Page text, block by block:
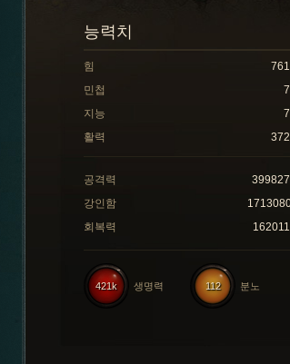
능력치
힘
민첩
지능
활력
공격력
강인함
회복력
112 분노
421k 생명력